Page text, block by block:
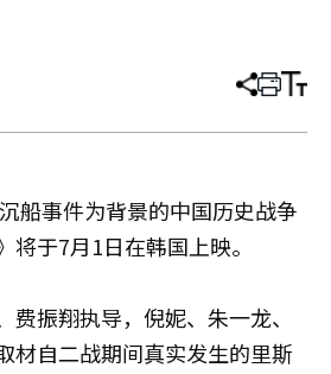
分
章
打 调
小
船事件为背景的中国历史战争
于7月1日在韩国上映。
费振翔执导，倪妮、朱一龙、
材自二战期间真实发生的里斯